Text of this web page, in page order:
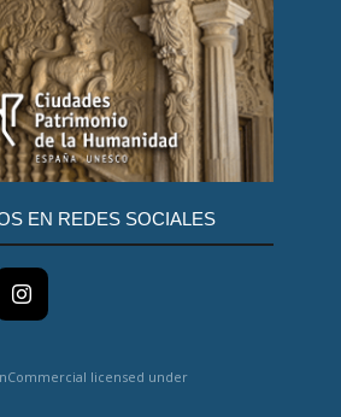
EN REDES SOCIALES
licensed under